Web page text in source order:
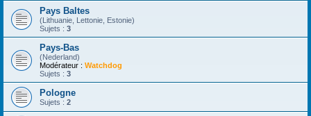
Pays Baltes
(Lithuanie, Lettonie, Estonie)
Sujets : 3
Pays-Bas
(Nederland)
Modérateur : Watchdog
Sujets : 3
Pologne
Sujets : 2